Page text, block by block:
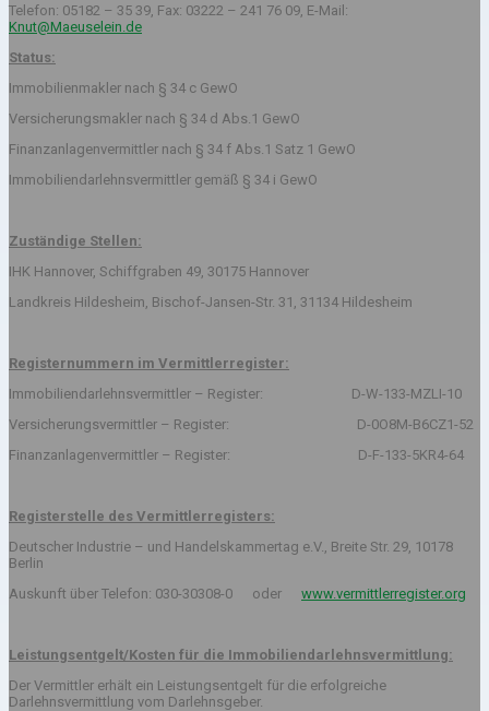
Telefon: 05182 – 35 39, Fax: 03222 – 241 76 09, E-Mail:
Knut@Maeuselein.de
Status:
Immobilienmakler nach § 34 c GewO
Versicherungsmakler nach § 34 d Abs.1 GewO
Finanzanlagenvermittler nach § 34 f Abs.1 Satz 1 GewO
Immobiliendarlehnsvermittler gemäß § 34 i GewO
Zuständige Stellen:
IHK Hannover, Schiffgraben 49, 30175 Hannover
Landkreis Hildesheim, Bischof-Jansen-Str. 31, 31134 Hildesheim
Registernummern im Vermittlerregister:
Immobiliendarlehnsvermittler – Register: D-W-133-MZLI-10
Versicherungsvermittler – Register: D-0O8M-B6CZ1-52
Finanzanlagenvermittler – Register: D-F-133-5KR4-64
Registerstelle des Vermittlerregisters:
Deutscher Industrie – und Handelskammertag e.V., Breite Str. 29, 10178
Berlin
Auskunft über Telefon: 030-30308-0 oder www.vermittlerregister.org
Leistungsentgelt/Kosten für die Immobiliendarlehnsvermittlung:
Der Vermittler erhält ein Leistungsentgelt für die erfolgreiche
Darlehnsvermittlung vom Darlehnsgeber.